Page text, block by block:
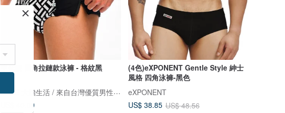
中低腰 四角拉鏈款泳褲 - 格紋黑
DARE 大膽生活 / 來自台灣優質男性內著
US$ 40.09
(4色)eXPONENT Gentle Style 紳士
風格 四角泳褲-黑色
eXPONENT
US$ 38.85 US$ 48.56